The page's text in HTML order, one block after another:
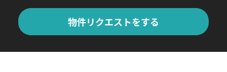
物件リクエストをする